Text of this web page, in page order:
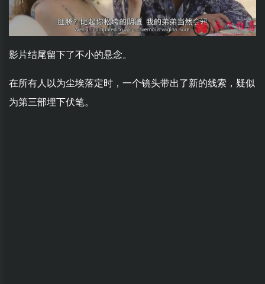
影片结尾留下了不小的悬念。
在所有人以为尘埃落定时，一个镜头带出了新的线索，疑似
为第三部埋下伏笔。